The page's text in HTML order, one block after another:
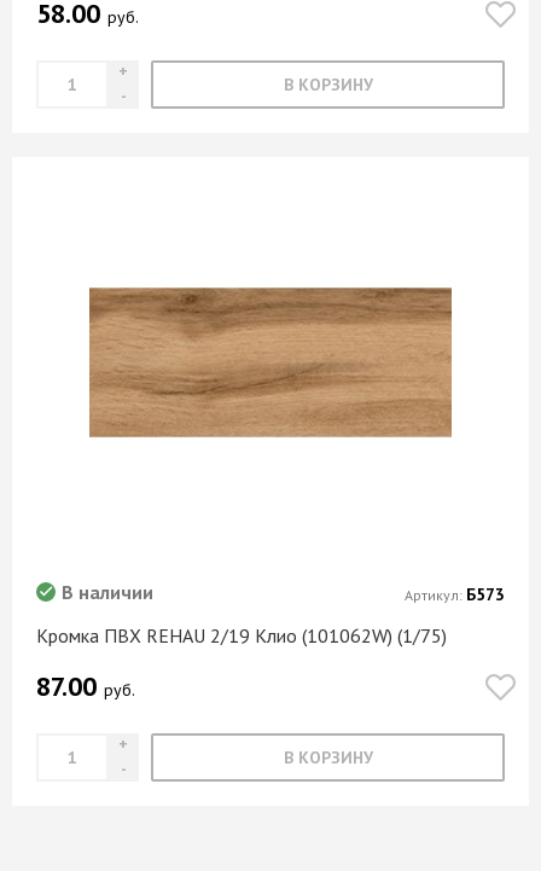
58.00 руб.
В КОРЗИНУ
Кромка ПВХ REHAU 2/19 Клио (101062W) (1/75)
В наличии
87.00 руб.
В КОРЗИНУ
Артикул: Б573